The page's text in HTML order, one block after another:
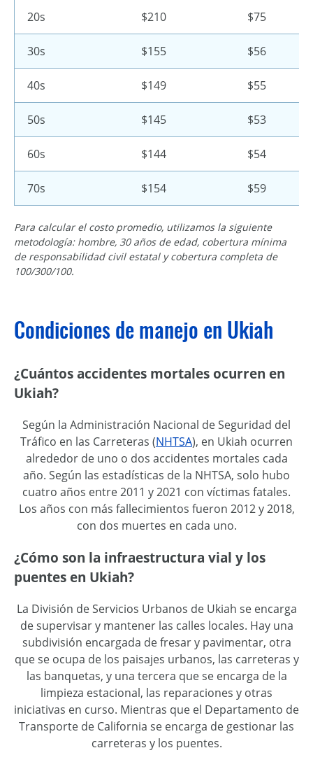
20s $210 $75
30s $155 $56
40s $149 $55
50s $145 $53
60s $144 $54
70s $154 $59
Para calcular el costo promedio, utilizamos la siguiente
metodología: hombre, 30 años de edad, cobertura mínima
de responsabilidad civil estatal y cobertura completa de
100/300/100.
Condiciones de manejo en Ukiah
¿Cuántos accidentes mortales ocurren en
Ukiah?
Según la Administración Nacional de Seguridad del
Tráfico en las Carreteras (NHTSA), en Ukiah ocurren
alrededor de uno o dos accidentes mortales cada
año. Según las estadísticas de la NHTSA, solo hubo
cuatro años entre 2011 y 2021 con víctimas fatales.
Los años con más fallecimientos fueron 2012 y 2018,
con dos muertes en cada uno.
¿Cómo son la infraestructura vial y los
puentes en Ukiah?
La División de Servicios Urbanos de Ukiah se encarga
de supervisar y mantener las calles locales. Hay una
subdivisión encargada de fresar y pavimentar, otra
que se ocupa de los paisajes urbanos, las carreteras y
las banquetas, y una tercera que se encarga de la
limpieza estacional, las reparaciones y otras
iniciativas en curso. Mientras que el Departamento de
Transporte de California se encarga de gestionar las
carreteras y los puentes.